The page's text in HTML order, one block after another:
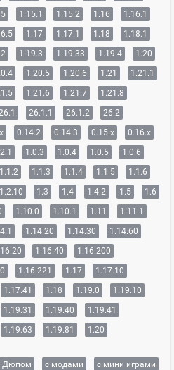
1.15.1 1.15.2 1.16
1.16.1
1.17 1.17.1 1.18
1.18.1
1.19.3 1.19.33 1.19.4
1.20
1.20.5 1.20.6 1.21
1.21.1
1.21.6 1.21.7
1.21.8
26.1.1 26.1.2 26.2
0.14.2 0.14.3 0.15.x
0.16.x
1.0.3 1.0.4 1.0.5
1.0.6
1.1.2 1.1.3 1.1.4 1.1.5
1.1.6
1.2.10 1.3 1.4 1.4.2 1.5
1.6
1.10.0 1.10.1 1.11
1.11.1
1.14.20 1.14.30
1.14.60
1.16.40
1.16.200
1.16.221 1.17
1.17.10
1.17.41 1.18 1.19.0
1.19.10
1.19.31 1.19.40
1.19.41
1.19.63 1.19.81 1.20
Дюпом с модами
с мини играми